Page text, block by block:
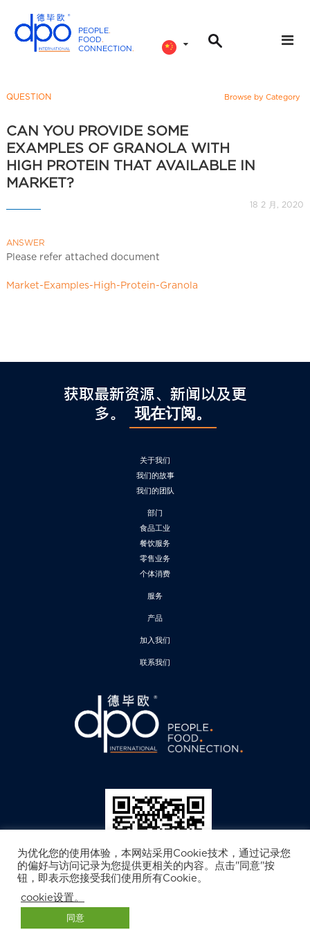
PEOPLE.
FOOD.
CONNECTION.
n
t
e
o
i
a
QUESTION Browse by Category
CAN YOU PROVIDE SOME
EXAMPLES OF GRANOLA WITH
HIGH PROTEIN THAT AVAILABLE IN
MARKET?
18 2 月, 2020
ANSWER
Please refer attached document
Market-Examples-High-Protein-Granola
获取最新资源、新闻以及更
多。
现在订阅。
关于我们
我们的故事
我们的团队
部门
食品工业
餐饮服务
零售业务
个体消费
服务
产品
加入我们
联系我们
© 2025 DPO International.保留所有权. 免责声明. 隐私政策
为优化您的使用体验，本网站采用Cookie技术，通过记录您
的偏好与访问记录为您提供更相关的内容。点击"同意"按
钮，即表示您接受我们使用所有Cookie。
cookie设置。
同意